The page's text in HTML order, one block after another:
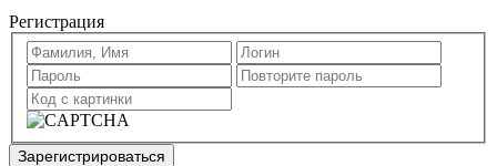
Регистрация
Зарегистрироваться